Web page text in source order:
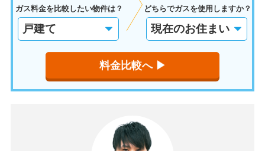
ガス料金を比較したい物件は？ どちらでガスを使用しますか？
料金比較へ ▶︎